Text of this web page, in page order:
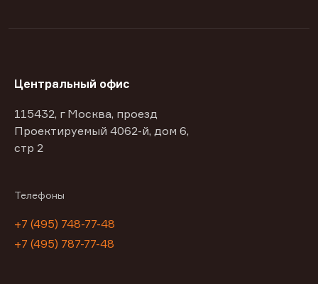
Центральный офис
115432, г Москва, проезд
Проектируемый 4062-й, дом 6,
стр 2
Телефоны
+7 (495) 748-77-48
+7 (495) 787-77-48